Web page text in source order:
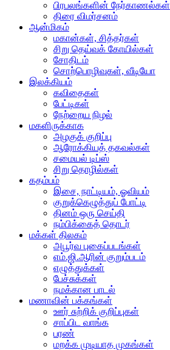
பிரபலங்களின் நேர்காணல்கள்
திரை விமர்சனம்
ஆன்மிகம்
மகான்கள், சித்தர்கள்
சிறு தெய்வக் கோயில்கள்
சோதிடம்
சொற்பொழிவுகள், வீடியோ
இலக்கியம்
கவிதைகள்
பேட்டிகள்
நேற்றைய நிழல்
மகளிருக்காக
அழகுக் குறிப்பு
ஆரோக்கியத் தகவல்கள்
சமையல் டிப்ஸ்
சிறு தொழில்கள்
கதம்பம்
இசை, நாட்டியம், ஓவியம்
குறுக்கெழுத்துப் போட்டி
தினம் ஒரு செய்தி
நம்பிக்கைத் தொடர்
மக்கள் திலகம்
அபூர்வ புகைப்படங்கள்
எம்.ஜி.ஆரின் குறும்படம்
எழுத்துக்கள்
பேச்சுக்கள்
நமக்கான பாடல்
மணாவின் பக்கங்கள்
ஊர் சுற்றிக் குறிப்புகள்
சாப்பிட வாங்க
பரண்
மறக்க முடியாத முகங்கள்